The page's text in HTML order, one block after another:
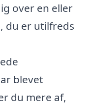
over en eller
du er utilfreds
blevet
du mere af,